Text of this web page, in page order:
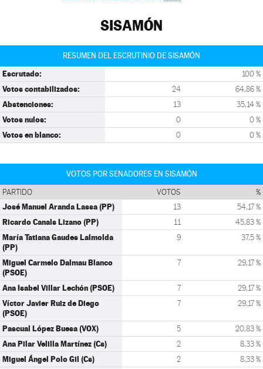
SISAMÓN
RESUMEN DEL ESCRUTINIO DE SISAMÓN
Escrutado: 100 %
Votos contabilizados: 24 64,86 %
Abstenciones: 13 35,14 %
Votos nulos: 0 0 %
Votos en blanco: 0 0 %
VOTOS POR SENADORES EN SISAMÓN
PARTIDO VOTOS %
José Manuel Aranda Lassa (PP) 13 54,17 %
Ricardo Canals Lizano (PP) 11 45,83 %
María Tatiana Gaudes Lalmolda
(PP)
9 37,5 %
Miguel Carmelo Dalmau Blanco
(PSOE)
7 29,17 %
Ana Isabel Villar Lechón (PSOE) 7 29,17 %
Víctor Javier Ruiz de Diego
(PSOE)
7 29,17 %
Pascual López Buesa (VOX) 5 20,83 %
Ana Pilar Velilla Martínez (Cs) 2 8,33 %
Miguel Ángel Polo Gil (Cs) 2 8,33 %